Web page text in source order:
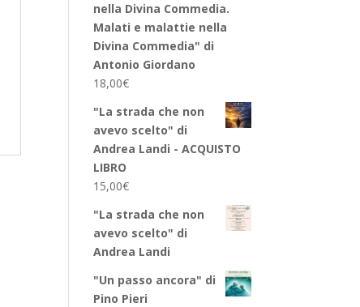
nella Divina Commedia.
Malati e malattie nella
Divina Commedia" di
Antonio Giordano
18,00€
"La strada che non
avevo scelto" di
Andrea Landi - ACQUISTO
LIBRO
15,00€
"La strada che non
avevo scelto" di
Andrea Landi
"Un passo ancora" di
Pino Pieri